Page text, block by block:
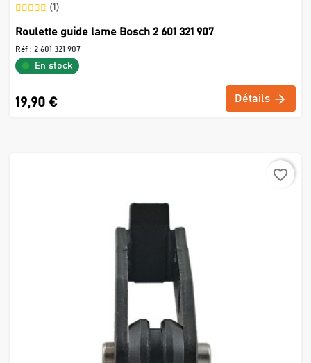
(1)
Roulette guide lame Bosch 2 601 321 907
Réf : 2 601 321 907
En stock
19,90 € Détails
favorite_border